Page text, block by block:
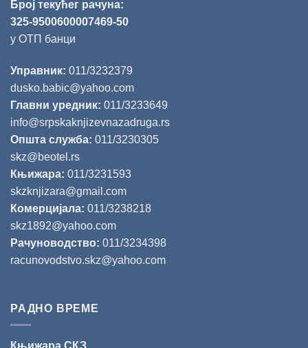
Број текућег рачуна:
325-9500600007469-50
у ОТП банци
Управник: 011/3232379
dusko.babic@yahoo.com
Главни уредник: 011/3233649
info@srpskaknjizevnazadruga.rs
Општа служба: 011/3230305
skz@beotel.rs
Књижара: 011/3231593
skzknjizara@gmail.com
Комерцијала: 011/3238218
skz1892@yahoo.com
Рачуноводство: 011/3234398
racunovodstvo.skz@yahoo.com
РАДНО ВРЕМЕ